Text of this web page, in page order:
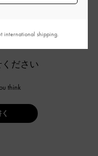
ュー
ださい
think
international shipping.